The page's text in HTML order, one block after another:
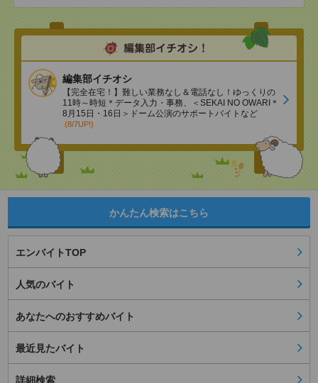
編集部イチオシ
【完全在宅！】難しい業務なし＆電話なし！ゆっくりの
11時～時短＊データ入力・事務、＜SEKAI NO OWARI＊
8月15日・16日＞ドーム公演のサポートバイトなど
(8/7UP!)
かんたん検索はこちら
エンバイトTOP
人気のバイト
あなたへのおすすめバイト
最近見たバイト
詳細検索